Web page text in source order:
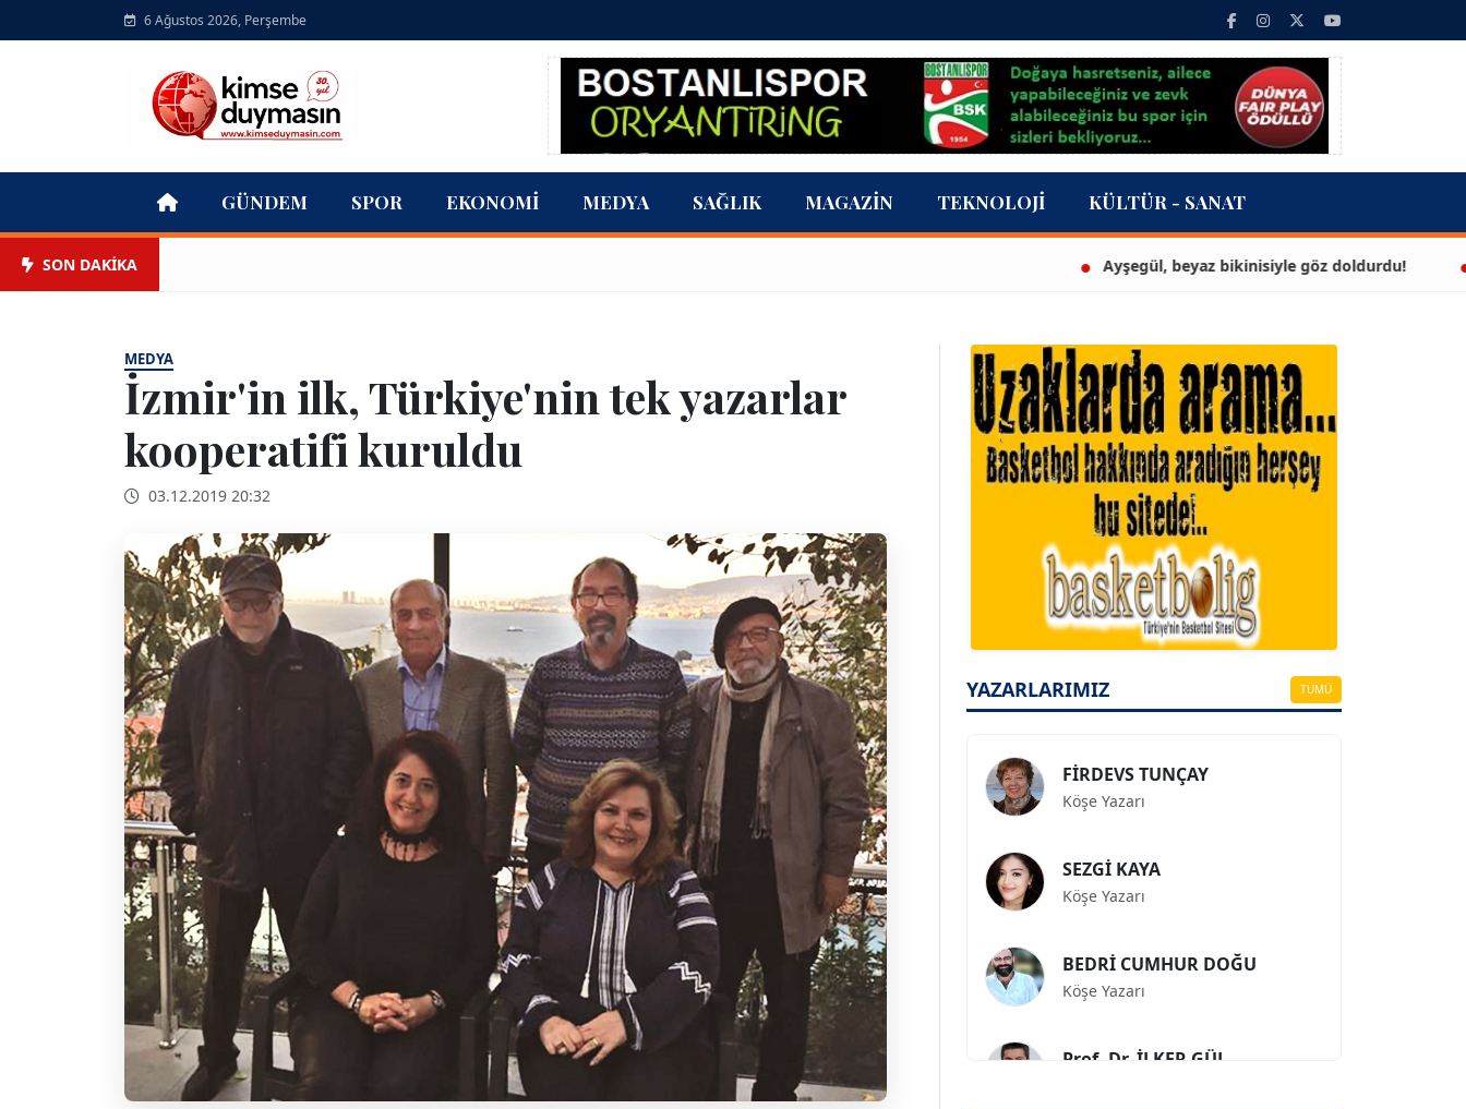
6 Ağustos 2026, Perşembe
GÜNDEM SPOR EKONOMI MEDYA SAĞLIK MAGAZIN TEKNOLOJI KÜLTÜR - SANAT
SON DAKİKA Ayşegül, beyaz bikinisiyle göz doldurdu! 3
MEDYA
İzmir'in ilk, Türkiye'nin tek yazarlar
kooperatifi kuruldu
03.12.2019 20:32
YAZARLARIMIZ TÜMÜ
A. BAHRİ VRESKALA
Köşe Yazarı
ESAT ERÇETİNGÖZ
Köşe Yazarı
Köşe Yazarı
Köşe Yazarı
Köşe Yazarı